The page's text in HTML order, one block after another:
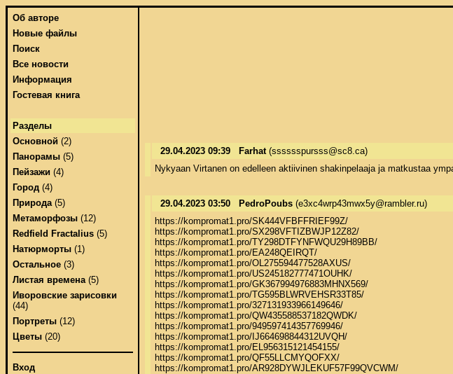
Об авторе
Новые файлы
Поиск
Все новости
Информация
Гостевая книга
Разделы
Основной (2)
Панорамы (5)
Пейзажи (4)
Город (4)
Природа(5)
Метаморфозы (12)
Redfield Fractalius (5)
Натюрморты (1)
Остальное (3)
Листая времена(5)
Иворовские зарисовки
(44)
Портреты (12)
Цветы (20)
Вход
29.04.2023 09:39 Farhat (sssssspursss@sc8.ca)
Nykyaan Virtanen on edelleen aktiivinen shakinpelaaja ja matkustaa
29.04.2023 03:50 PedroPoubs (e3xc4wrp43mwx5y@rambler.ru)
https://kompromat1.pro/SK444VFBFFRIEF99Z/
https://kompromat1.pro/SX298VFTIZBWJP12Z82/
https://kompromat1.pro/TY298DTFYNFWQU29H89BB/
https://kompromat1.pro/EA248QEIRQT/
https://kompromat1.pro/OL275594477528AXUS/
https://kompromat1.pro/US245182777471OUHK/
https://kompromat1.pro/GK367994976883MHNX569/
https://kompromat1.pro/TG595BLWRVEHSR33T85/
https://kompromat1.pro/327131933966149646/
https://kompromat1.pro/QW435588537182QWDK/
https://kompromat1.pro/949597414357769946/
https://kompromat1.pro/IJ664698844312UVQH/
https://kompromat1.pro/EL956315121454155/
https://kompromat1.pro/QF55LLCMYQOFXX/
https://kompromat1.pro/AR928DYWJLEKUF57F99QVCWM/